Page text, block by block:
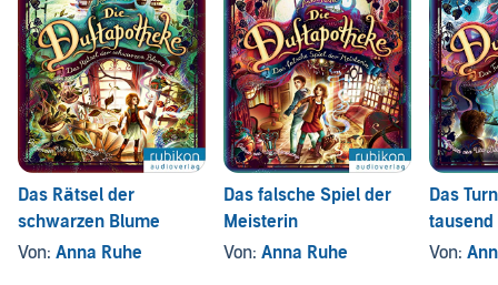
Das Rätsel der
schwarzen Blume
Von: Anna Ruhe
Das falsche Spiel der
Meisterin
Von: Anna Ruhe
Das
tausend
Von: